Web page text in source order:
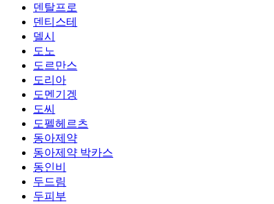
덴탈프로
덴티스테
델시
도노
도르만스
도리아
도멘기겡
도씨
도펠헤르츠
동아제약
동아제약 박카스
동인비
두드림
두피부